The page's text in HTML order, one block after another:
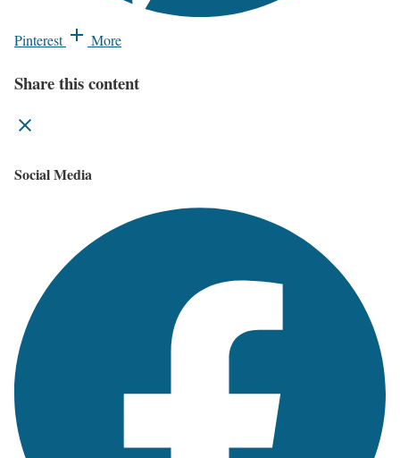
Pinterest More
Share this content
Social Media